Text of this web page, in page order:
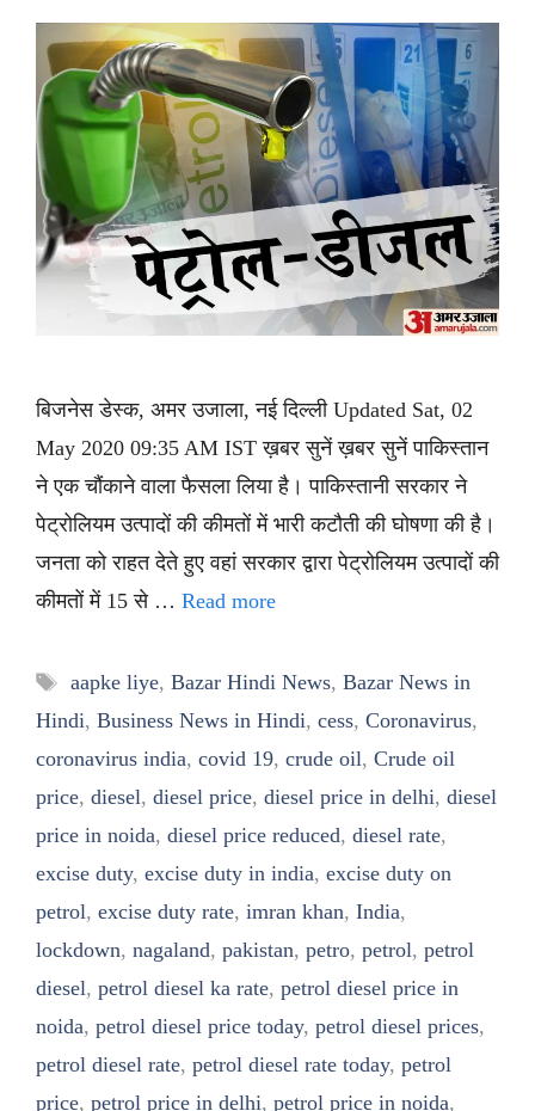
बिजनेस डेस्क, अमर उजाला, नई दिल्ली Updated Sat, 02
May 2020 09:35 AM IST ख़बर सुनें ख़बर सुनें पाकिस्तान
ने एक चौंकाने वाला फैसला लिया है। पाकिस्तानी सरकार ने
पेट्रोलियम उत्पादों की कीमतों में भारी कटौती की घोषणा की है।
जनता को राहत देते हुए वहां सरकार द्वारा पेट्रोलियम उत्पादों की
कीमतों में 15 से … Read more
Tags
aapke liye, Bazar Hindi News, Bazar News in
Hindi, Business News in Hindi, cess, Coronavirus,
coronavirus india, covid 19, crude oil, Crude oil
price, diesel, diesel price, diesel price in delhi, diesel
price in noida, diesel price reduced, diesel rate,
excise duty, excise duty in india, excise duty on
petrol, excise duty rate, imran khan, India,
lockdown, nagaland, pakistan, petro, petrol, petrol
diesel, petrol diesel ka rate, petrol diesel price in
noida, petrol diesel price today, petrol diesel prices,
petrol diesel rate, petrol diesel rate today, petrol
price, petrol price in delhi, petrol price in noida,